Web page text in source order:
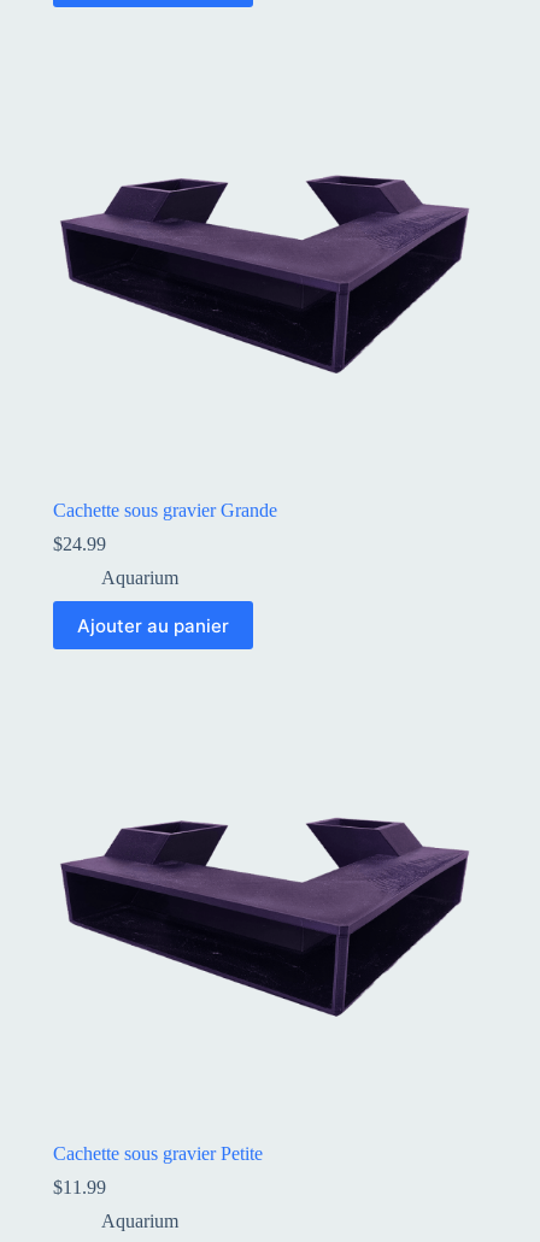
Cachette sous gravier Grande
$24.99
Aquarium
Ajouter au panier
Cachette sous gravier Petite
$11.99
Aquarium